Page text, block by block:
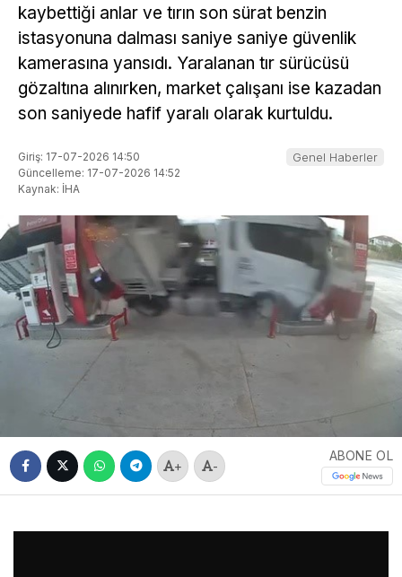
kaybettiği anlar ve tırın son sürat benzin
istasyonuna dalması saniye saniye güvenlik
kamerasına yansıdı. Yaralanan tır sürücüsü
gözaltına alınırken, market çalışanı ise kazadan
son saniyede hafif yaralı olarak kurtuldu.
Giriş: 17-07-2026 14:50
Güncelleme: 17-07-2026 14:52
Kaynak: İHA
Genel Haberler
+ -
ABONE OL